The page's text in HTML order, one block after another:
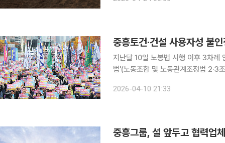
치 등에 실질적 영향력을 행사할 경우
중흥토건·건설 사용자성 불
지난달 10일 노봉법 시행 이후 3차례 연
법'(노동조합 및 노동관계조정법 2·3
방노동위원회는 이날 한국타워크레
2026-04-10 21:33
중흥그룹, 설 앞두고 협력업